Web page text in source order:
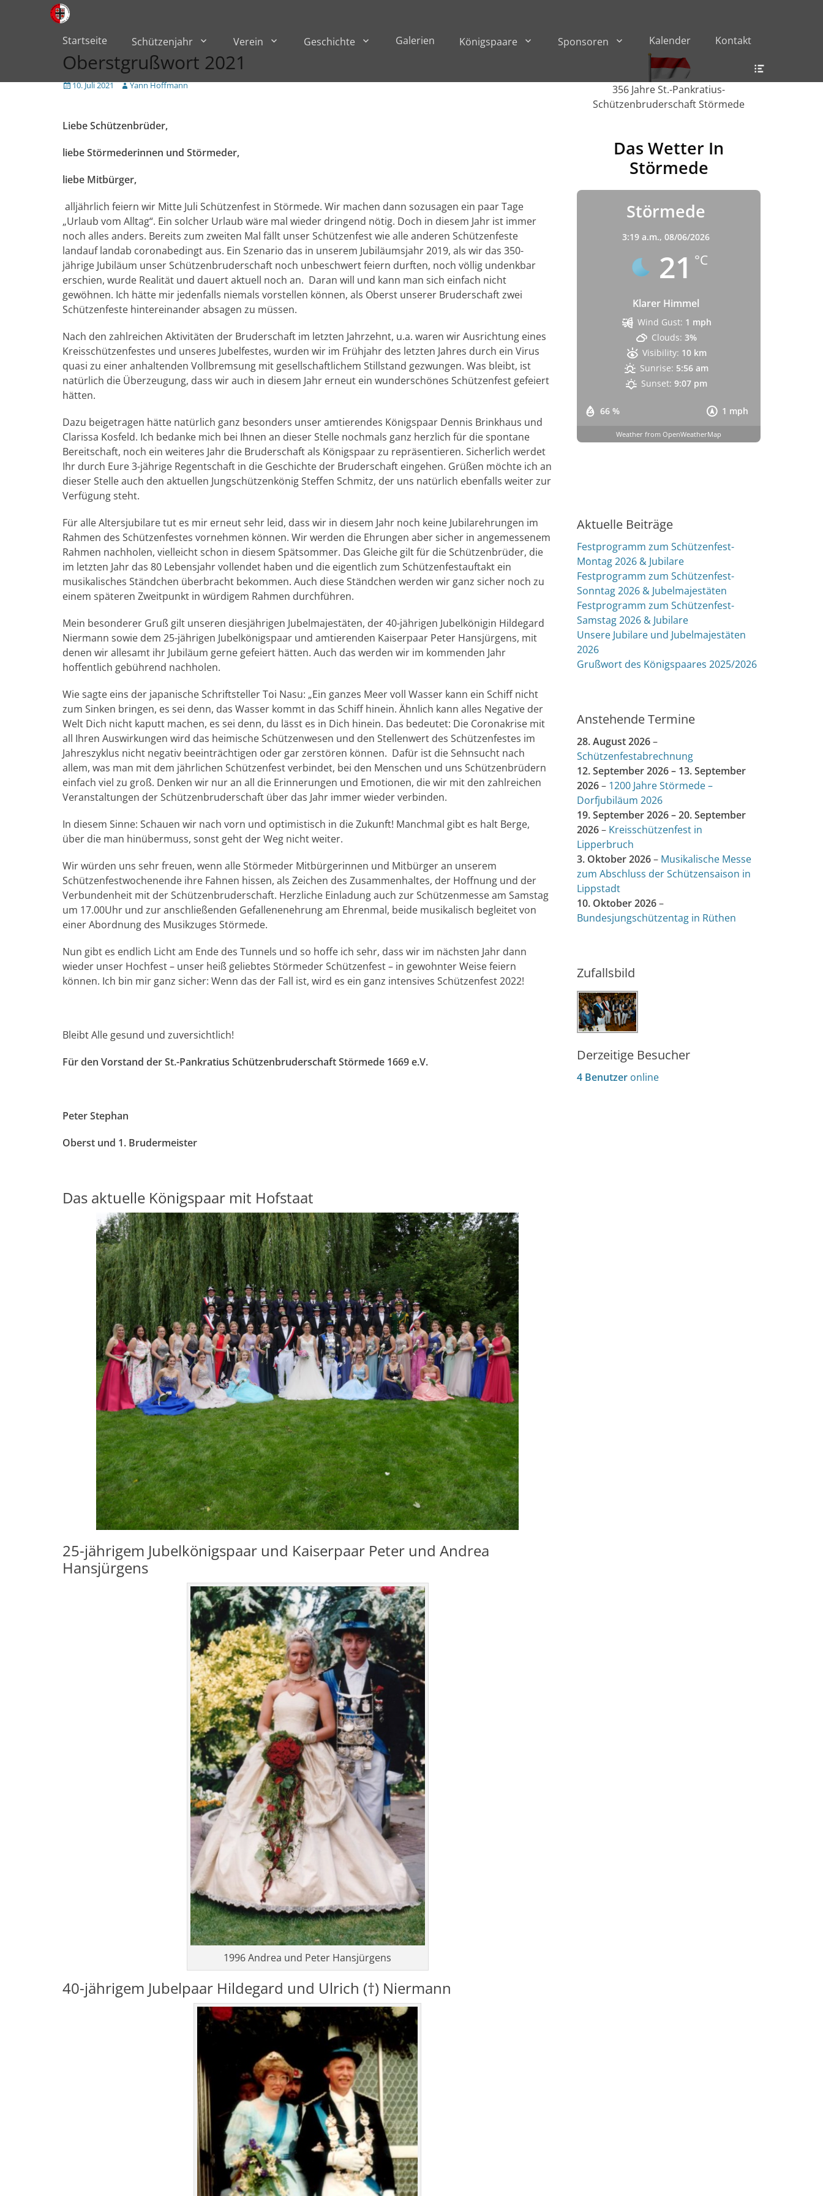
zum
Inhalt
überspringen
Primärmenü
Startseite Schützenjahr Verein Geschichte Galerien Königspaare Sponsoren Kalender Kontakt
Oberstgrußwort 2021
Veröffentlicht
10. Juli 2021 Author
Yann Hoffmann
Liebe Schützenbrüder,
liebe Störmederinnen und Störmeder,
liebe Mitbürger,
alljährlich feiern wir Mitte Juli Schützenfest in Störmede. Wir machen dann sozusagen ein paar Tage
„Urlaub vom Alltag“. Ein solcher Urlaub wäre mal wieder dringend nötig. Doch in diesem Jahr ist immer
noch alles anders. Bereits zum zweiten Mal fällt unser Schützenfest wie alle anderen Schützenfeste
landauf landab coronabedingt aus. Ein Szenario das in unserem Jubiläumsjahr 2019, als wir das 350-
jährige Jubiläum unser Schützenbruderschaft noch unbeschwert feiern durften, noch völlig undenkbar
erschien, wurde Realität und dauert aktuell noch an. Daran will und kann man sich einfach nicht
gewöhnen. Ich hätte mir jedenfalls niemals vorstellen können, als Oberst unserer Bruderschaft zwei
Schützenfeste hintereinander absagen zu müssen.
Nach den zahlreichen Aktivitäten der Bruderschaft im letzten Jahrzehnt, u.a. waren wir Ausrichtung eines
Kreisschützenfestes und unseres Jubelfestes, wurden wir im Frühjahr des letzten Jahres durch ein Virus
quasi zu einer anhaltenden Vollbremsung mit gesellschaftlichem Stillstand gezwungen. Was bleibt, ist
natürlich die Überzeugung, dass wir auch in diesem Jahr erneut ein wunderschönes Schützenfest gefeiert
hätten.
Dazu beigetragen hätte natürlich ganz besonders unser amtierendes Königspaar Dennis Brinkhaus und
Clarissa Kosfeld. Ich bedanke mich bei Ihnen an dieser Stelle nochmals ganz herzlich für die spontane
Bereitschaft, noch ein weiteres Jahr die Bruderschaft als Königspaar zu repräsentieren. Sicherlich werdet
Ihr durch Eure 3-jährige Regentschaft in die Geschichte der Bruderschaft eingehen. Grüßen möchte ich an
dieser Stelle auch den aktuellen Jungschützenkönig Steffen Schmitz, der uns natürlich ebenfalls weiter zur
Verfügung steht.
Für alle Altersjubilare tut es mir erneut sehr leid, dass wir in diesem Jahr noch keine Jubilarehrungen im
Rahmen des Schützenfestes vornehmen können. Wir werden die Ehrungen aber sicher in angemessenem
Rahmen nachholen, vielleicht schon in diesem Spätsommer. Das Gleiche gilt für die Schützenbrüder, die
im letzten Jahr das 80 Lebensjahr vollendet haben und die eigentlich zum Schützenfestauftakt ein
musikalisches Ständchen überbracht bekommen. Auch diese Ständchen werden wir ganz sicher noch zu
einem späteren Zweitpunkt in würdigem Rahmen durchführen.
Mein besonderer Gruß gilt unseren diesjährigen Jubelmajestäten, der 40-jährigen Jubelkönigin Hildegard
Niermann sowie dem 25-jährigen Jubelkönigspaar und amtierenden Kaiserpaar Peter Hansjürgens, mit
denen wir allesamt ihr Jubiläum gerne gefeiert hätten. Auch das werden wir im kommenden Jahr
hoffentlich gebührend nachholen.
Wie sagte eins der japanische Schriftsteller Toi Nasu: „Ein ganzes Meer voll Wasser kann ein Schiff nicht
zum Sinken bringen, es sei denn, das Wasser kommt in das Schiff hinein. Ähnlich kann alles Negative der
Welt Dich nicht kaputt machen, es sei denn, du lässt es in Dich hinein. Das bedeutet: Die Coronakrise mit
all Ihren Auswirkungen wird das heimische Schützenwesen und den Stellenwert des Schützenfestes im
Jahreszyklus nicht negativ beeinträchtigen oder gar zerstören können. Dafür ist die Sehnsucht nach
allem, was man mit dem jährlichen Schützenfest verbindet, bei den Menschen und uns Schützenbrüdern
einfach viel zu groß. Denken wir nur an all die Erinnerungen und Emotionen, die wir mit den zahlreichen
Veranstaltungen der Schützenbruderschaft über das Jahr immer wieder verbinden.
In diesem Sinne: Schauen wir nach vorn und optimistisch in die Zukunft! Manchmal gibt es halt Berge,
über die man hinübermuss, sonst geht der Weg nicht weiter.
Wir würden uns sehr freuen, wenn alle Störmeder Mitbürgerinnen und Mitbürger an unserem
Schützenfestwochenende ihre Fahnen hissen, als Zeichen des Zusammenhaltes, der Hoffnung und der
Verbundenheit mit der Schützenbruderschaft. Herzliche Einladung auch zur Schützenmesse am Samstag
um 17.00Uhr und zur anschließenden Gefallenenehrung am Ehrenmal, beide musikalisch begleitet von
einer Abordnung des Musikzuges Störmede.
Nun gibt es endlich Licht am Ende des Tunnels und so hoffe ich sehr, dass wir im nächsten Jahr dann
wieder unser Hochfest – unser heiß geliebtes Störmeder Schützenfest – in gewohnter Weise feiern
können. Ich bin mir ganz sicher: Wenn das der Fall ist, wird es ein ganz intensives Schützenfest 2022!
Bleibt Alle gesund und zuversichtlich!
Für den Vorstand der St.-Pankratius Schützenbruderschaft Störmede 1669 e.V.
Peter Stephan
Oberst und 1. Brudermeister
Das aktuelle Königspaar mit Hofstaat
25-jährigem Jubelkönigspaar und Kaiserpaar Peter und Andrea
Hansjürgens
1996 Andrea und Peter Hansjürgens
40-jährigem Jubelpaar Hildegard und Ulrich (†) Niermann
356 Jahre St.-Pankratius-
Schützenbruderschaft Störmede
Das Wetter In
Störmede
Störmede
3:19 a.m., 08/06/2026
21 °C
Klarer Himmel
66 % 1 mph
Wind Gust: 1 mph
Clouds: 3%
Visibility: 10 km
Sunrise: 5:56 am
Sunset: 9:07 pm
Weather from OpenWeatherMap
Aktuelle Beiträge
Festprogramm zum Schützenfest-
Montag 2026 & Jubilare
Festprogramm zum Schützenfest-
Sonntag 2026 & Jubelmajestäten
Festprogramm zum Schützenfest-
Samstag 2026 & Jubilare
Unsere Jubilare und Jubelmajestäten
2026
Grußwort des Königspaares 2025/2026
Anstehende Termine
28. August 2026–
Schützenfestabrechnung
12. September 2026– 13. September
2026– 1200 Jahre Störmede –
Dorfjubiläum 2026
19. September 2026–20. September
2026– Kreisschützenfest in
Lipperbruch
3. Oktober 2026– Musikalische Messe
zum Abschluss der Schützensaison in
Lippstadt
10. Oktober 2026–
Bundesjungschützentag in Rüthen
Zufallsbild
Derzeitige Besucher
4 Benutzer online